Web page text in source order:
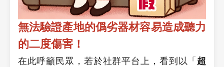
無法驗證產地的僞劣器材容易造成聽力
的二度傷害！
在此呼籲民眾，若於社群平台上，看到以「 超